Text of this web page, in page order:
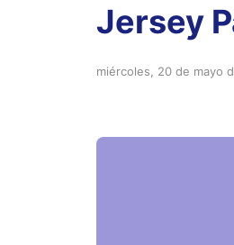
Jersey
miércoles, 20 de mayo